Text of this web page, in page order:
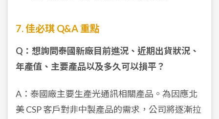
7. 佳必琪 Q&A 重點
Q：想詢問泰國新廠目前進況、近期出貨狀況、
年產值、主要產品以及多久可以損平？
A：泰國廠主要生產光通訊相關產品。為因應北
美 CSP 客戶對非中製產品的需求，公司將逐漸拉